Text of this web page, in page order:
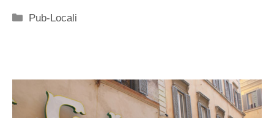
Categorie
Pub-Locali